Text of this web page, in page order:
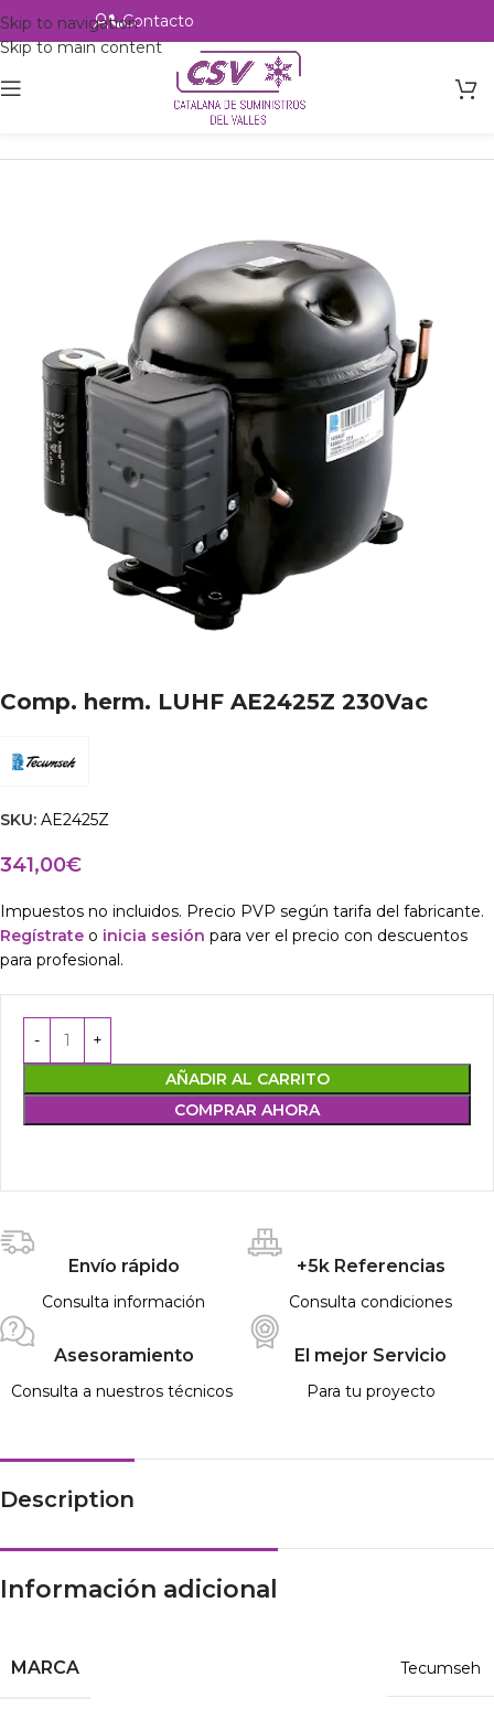
Skip to navigation
Skip to main content
Contacto
Refrigeración Compresores
Comp. herm. LUHF AE2425Z 230Vac
SKU: AE2425Z
341,00€
Impuestos no incluidos. Precio PVP según tarifa del fabricante.
Regístrate o inicia sesión para ver el precio con descuentos
para profesional.
AÑADIR AL CARRITO
COMPRAR AHORA
Envío rápido
Consulta información
+5k Referencias
Consulta condiciones
Asesoramiento
Consulta a nuestros técnicos
El mejor Servicio
Para tu proyecto
Description
Información adicional
MARCA Tecumseh